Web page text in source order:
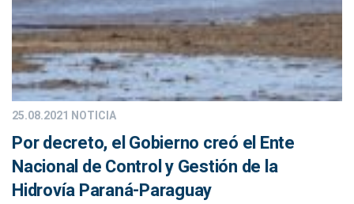
25.08.2021 NOTICIA
Por decreto, el Gobierno creó el Ente
Nacional de Control y Gestión de la
Hidrovía Paraná-Paraguay